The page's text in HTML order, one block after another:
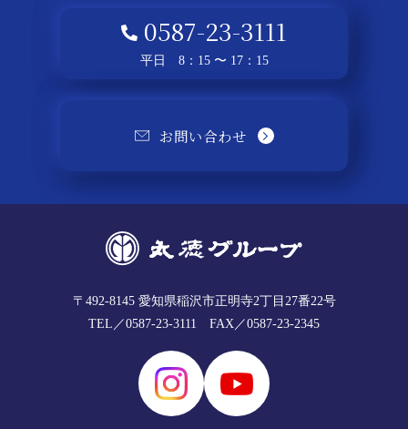
0587-23-3111
平日 8：15 〜 17：15
お問い合わせ
〒492-8145 愛知県稲沢市正明寺2丁目27番22号
TEL／0587-23-3111 FAX／0587-23-2345